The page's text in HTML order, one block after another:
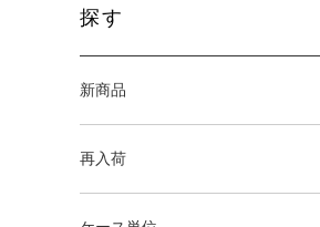
探す
新商品
再入荷